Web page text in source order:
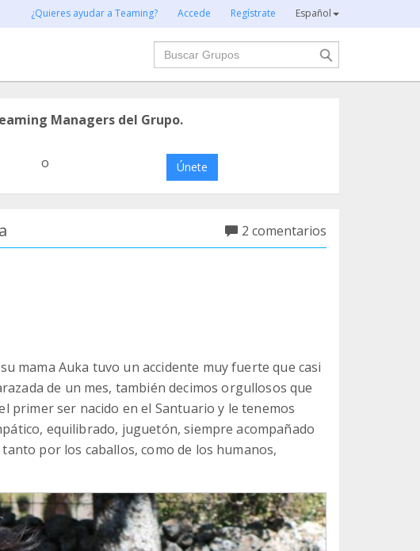
¿Quieres ayudar a Teaming? Accede Regístrate Español
Buscar
Managers del Grupo.
o Únete
2 comentarios
mama Auka tuvo un accidente muy fuerte que casi
de un mes, también decimos orgullosos que
primer ser nacido en el Santuario y le tenemos
equilibrado, juguetón, siempre acompañado
por los caballos, como de los humanos,